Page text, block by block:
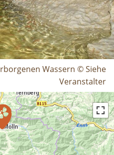
Wassern © Siehe
Veranstalter